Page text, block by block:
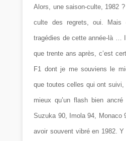
Alors, une saison-culte, 1982
culte des regrets, oui. Mais
tragédies de cette année-là …
que trente ans après, c’est
F1 dont je me souviens le
que toutes celles qui ont suivi,
mieux qu’un flash bien
Suzuka 90, Imola 94,
avoir souvent vibré en 1982. Y